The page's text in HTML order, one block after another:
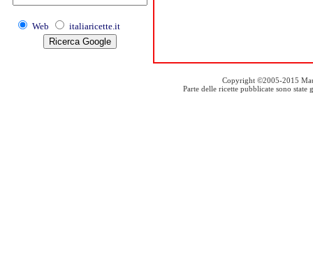
Web italiaricette.it
Copyright ©2005-2015
Parte delle ricette pubblicate sono state